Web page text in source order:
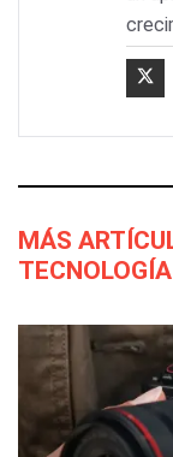
MÁS
TECNOLOGÍA